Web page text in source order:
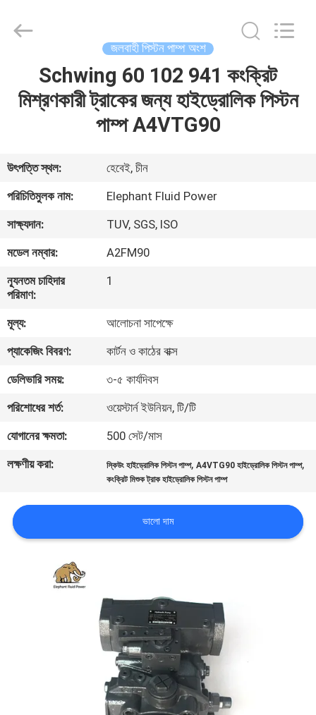
আমাদের
সম্পর্কে
কারখানা
ভ্রমণ
নিয়ন্ত্রণ
যোগাযোগ
করুন
খবর
সাইট
Power
Co.,Ltd.
জলবাহী পিস্টন পাম্প অংশ
Schwing 60 102 941 কংক্রিট
মিশ্রণকারী ট্রাকের জন্য হাইড্রোলিক পিস্টন
পাম্প A4VTG90
উৎপত্তি স্থল:
হেবেই, চীন
পরিচিতিমুলক নাম:
Elephant Fluid Power
সাক্ষ্যদান:
TUV, SGS, ISO
মডেল নম্বার:
A2FM90
ন্যূনতম চাহিদার
পরিমাণ:
1
মূল্য:
আলোচনা সাপেক্ষে
প্যাকেজিং বিবরণ:
কার্টন ও কাঠের বাক্স
ডেলিভারি সময়:
৩-৫ কার্যদিবস
পরিশোধের শর্ত:
ওয়েস্টার্ন ইউনিয়ন, টি/টি
যোগানের ক্ষমতা:
500 সেট/মাস
লক্ষণীয় করা:
স্কিউং হাইড্রোলিক পিস্টন পাম্প,A4VTG90 হাইড্রোলিক পিস্টন পাম্প,
কংক্রিট মিশুক ট্রাক হাইড্রোলিক পিস্টন পাম্প
ভালো দাম